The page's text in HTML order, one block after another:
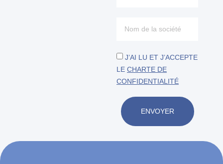
J’AI LU ET J’ACCEPTE
LE CHARTE DE
CONFIDENTIALITÉ
ENVOYER